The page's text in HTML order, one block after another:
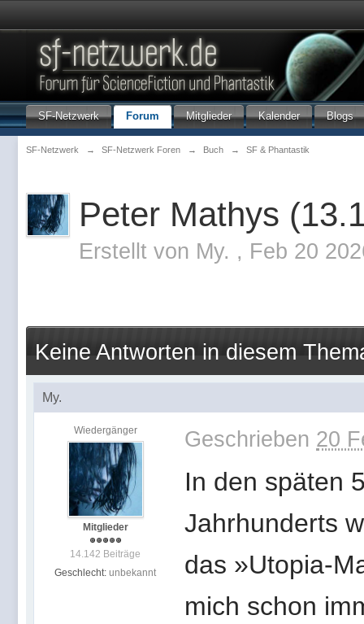
SF-Netzwerk Forum Mitglieder Kalender Blogs
SF-Netzwerk → SF-Netzwerk Foren → Buch → SF & Phantastik
Peter Mathys
Erstellt von My. , Feb 20
Keine Antworten in diesem
My.
Wiedergänger
Mitglieder
14.142 Beiträge
Geschlecht: unbekannt
Geschrieben 20
In den späten
Jahrhunderts
das »Utopia-
mich schon